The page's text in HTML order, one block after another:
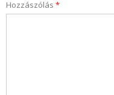
Hozzászólás *